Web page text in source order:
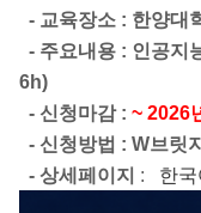
- 교육장소 : 한양대
- 주요내용 : 인공지
6h)
- 신청마감 :~ 2026
- 신청방법 : W브릿
- 상세페이지 : 한